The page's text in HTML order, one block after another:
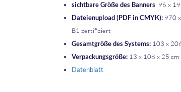
sichtbare Größe des Banners: 96 x
Dateienupload (PDF in CMYK): 970
B1 zertifiziert
Gesamtgröße des Systems: 103 x
Verpackungsgröße: 13 x 108 x 25 cm
Datenblatt